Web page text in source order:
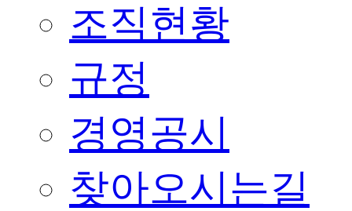
조직현황
규정
경영공시
찾아오시는길